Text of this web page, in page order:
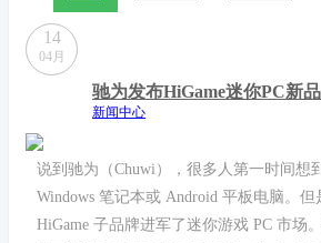
14
04月
驰为发布HiGame迷你PC新
新闻中心
说到驰为（Chuwi），很多人第一时间想
Windows 笔记本或 Android 平板电脑。
HiGame 子品牌进军了迷你游戏 PC 市场